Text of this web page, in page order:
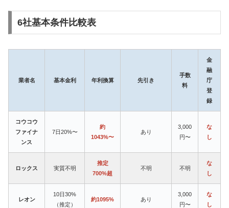
6社基本条件比較表
業者名 基本金利 年利換算 先引き
手数
料
金
融
庁
登
録
コウコウ
ファイナ
ンス
7日20%〜
約
1043%〜
あり
3,000
円〜
な
し
ロックス 実質不明
推定
700%超
不明 不明
な
し
レオン
10日30%
（推定）
約1095% あり
3,000
円〜
な
し